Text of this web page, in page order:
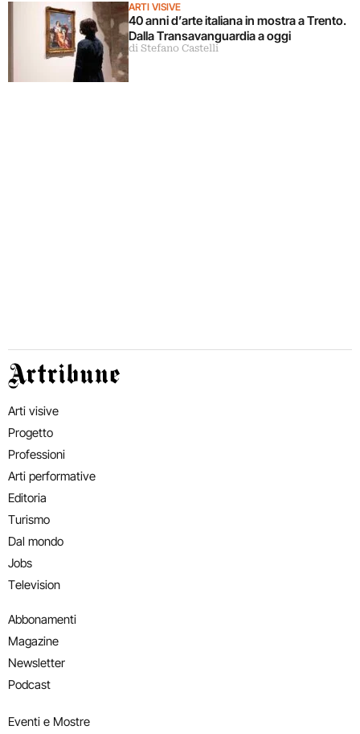
ARTI VISIVE
40 anni d’arte italiana in mostra a Trento.
Dalla Transavanguardia a oggi
di Stefano Castelli
Artribune
Arti visive
Progetto
Professioni
Arti performative
Editoria
Turismo
Dal mondo
Jobs
Television
Abbonamenti
Magazine
Newsletter
Podcast
Eventi e Mostre